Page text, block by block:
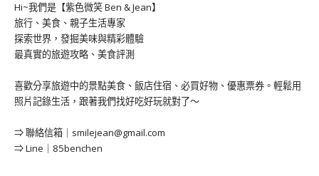
Hi~我們是【紫色微笑 Ben & Jean】
旅行、美食、親子生活專家
探索世界，發掘美味與精彩體驗
最真實的旅遊攻略、美食評測
喜歡分享旅遊中的景點美食、飯店住宿、必買好物、優惠票券。輕鬆用
照片記錄生活，跟著我們找好吃好玩就對了～
⇒ 聯絡信箱｜ smilejean@gmail.com
⇒ Line｜85benchen